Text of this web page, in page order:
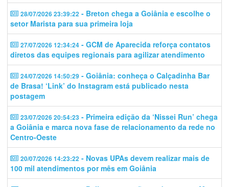
28/07/2026 23:39:22 - Breton chega a Goiânia e escolhe o
setor Marista para sua primeira loja
27/07/2026 12:34:24 - GCM de Aparecida reforça contatos
diretos das equipes regionais para agilizar atendimento
24/07/2026 14:50:29 - Goiânia: conheça o Calçadinha Bar
de Brasa! ‘Link’ do Instagram está publicado nesta
postagem
23/07/2026 20:54:23 - Primeira edição da ‘Nissei Run’ chega
a Goiânia e marca nova fase de relacionamento da rede no
Centro-Oeste
20/07/2026 14:23:22 - Novas UPAs devem realizar mais de
100 mil atendimentos por mês em Goiânia